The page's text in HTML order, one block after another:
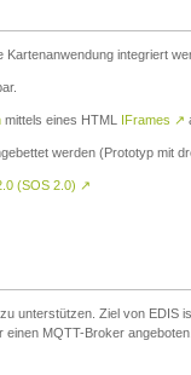
Kartenanwendung integriert
mittels eines HTML IFrames ↗
werden (Prototyp mit
(SOS 2.0) ↗
unterstützen. Ziel von EDIS
MQTT-Broker angeboten.